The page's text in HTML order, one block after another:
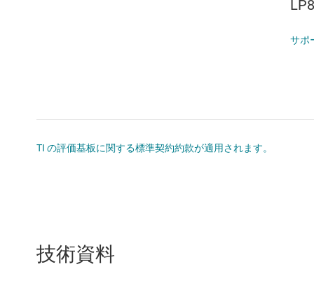
サポ
TI の評価基板に関する標準契約約款が適用されます。
技術資料